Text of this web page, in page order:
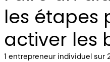
les étapes
activer les
1 entrepreneur individuel sur